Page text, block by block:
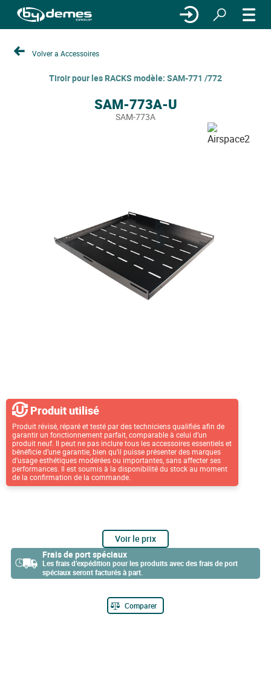
Volver a Accessoires
Tiroir pour les RACKS modèle: SAM-771 /772
SAM-773A-U
SAM-773A
Produit utilisé
Produit révisé, réparé et testé par des techniciens qualifiés afin de
garantir un fonctionnement parfait, comparable à celui d’un
produit neuf. Il peut ne pas inclure tous les accessoires essentiels et
bénéficie d’une garantie, bien qu’il puisse présenter des marques
d’usage esthétiques modérées ou importantes, sans affecter ses
performances. Il est soumis à la disponibilité du stock au moment
de la confirmation de la commande.
Voir le prix
Frais de port spéciaux
Les frais d’expédition pour les produits avec des frais de port
spéciaux seront facturés à part.
Comparer